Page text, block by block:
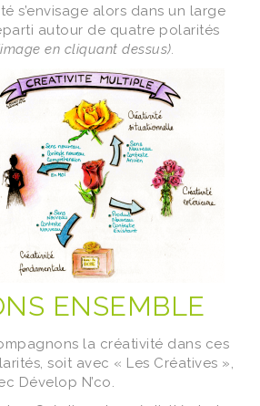
s’envisage alors dans un large
autour de quatre polarités
en cliquant dessus).
ENSEMBLE
la créativité dans ces
soit avec « Les Créatives »,
Dévelop N’co.